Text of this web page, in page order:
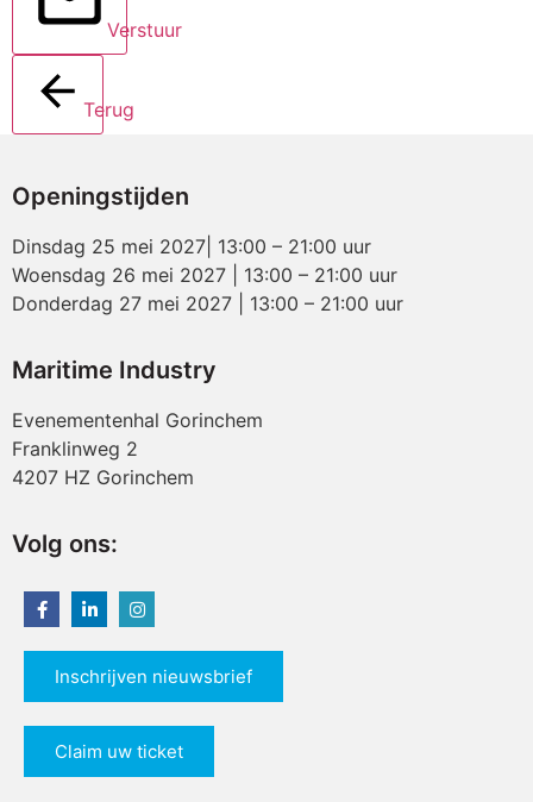
Verstuur
Terug
Openingstijden
Dinsdag 25 mei 2027| 13:00 – 21:00 uur
Woensdag 26 mei 2027 | 13:00 – 21:00 uur
Donderdag 27 mei 2027 | 13:00 – 21:00 uur
Maritime Industry
Evenementenhal Gorinchem
Franklinweg 2
4207 HZ Gorinchem
Volg ons:
Inschrijven nieuwsbrief
Claim uw ticket